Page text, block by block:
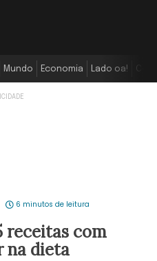
Mundo Economia Lado oa!
6 minutos de leitura
receitas com
na dieta